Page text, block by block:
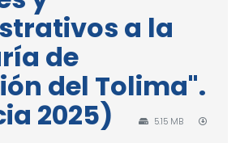
a la
de
del Tolima".
2025)
5.15 MB